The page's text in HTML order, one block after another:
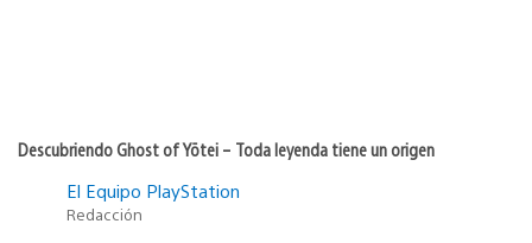
Descubriendo Ghost of Yōtei – Toda leyenda tiene un origen
El Equipo PlayStation
Redacción